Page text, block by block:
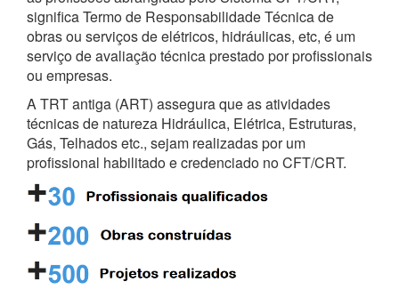
significa Termo de Responsabilidade Técnica de
obras ou serviços de elétricos, hidráulicas, etc, é um
serviço de avaliação técnica prestado por profissionais
ou empresas.
A TRT antiga (ART) assegura que as atividades
técnicas de natureza Hidráulica, Elétrica, Estruturas,
Gás, Telhados etc., sejam realizadas por um
profissional habilitado e credenciado no CFT/CRT.